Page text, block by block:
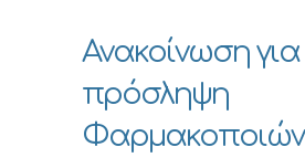
Ανακοίνωση για
πρόσληψη
Φαρμακοποιών